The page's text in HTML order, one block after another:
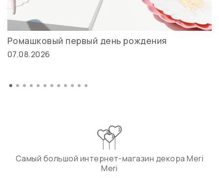
Ромашковый первый день рождения
07.08.2026
Самый большой интернет-магазин декора Meri
Meri